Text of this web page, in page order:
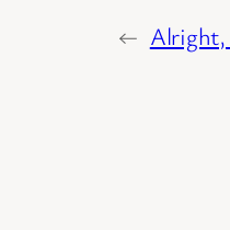
← Alright,